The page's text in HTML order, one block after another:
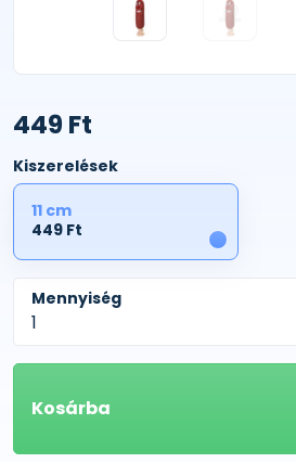
449 Ft
Kiszerelések
1
11 cm
449 Ft
Mennyiség
Kosárba